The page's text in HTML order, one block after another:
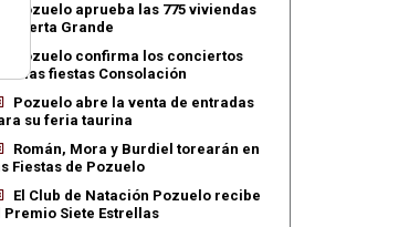
Pozuelo aprueba las 775 viviendas
Huerta Grande
Pozuelo confirma los conciertos
las fiestas Consolación
Pozuelo abre la venta de entradas
su feria taurina
Román, Mora y Burdiel torearán en
Fiestas de Pozuelo
El Club de Natación Pozuelo recibe
Premio Siete Estrellas